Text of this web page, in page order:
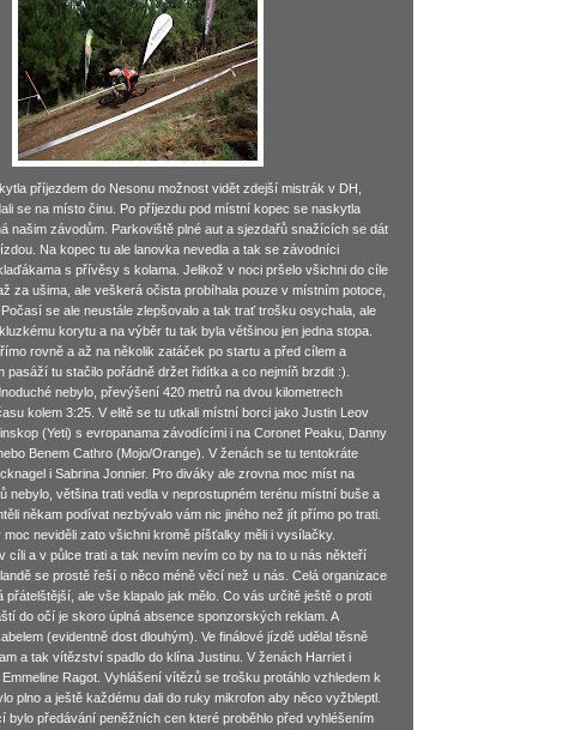
příjezdem do Nesonu možnost vidět zdejší mistrák v DH,
se na místo činu. Po příjezdu pod místní kopec se naskytla
našim závodům. Parkoviště plné aut a sjezdařů snažících se dát
Na kopec tu ale lanovka nevedla a tak se závodníci
s přívěsy s kolama. Jelikož v noci pršelo všichni do cíle
za ušima, ale veškerá očista probíhala pouze v místním potoce,
se ale neustále zlepšovalo a tak trať trošku osychala, ale
korytu a na výběr tu tak byla většinou jen jedna stopa.
rovně a až na několik zatáček po startu a před cílem a
pasáží tu stačilo pořádně držet řidítka a co nejmíň brzdit :).
nebylo, převýšení 420 metrů na dvou kilometrech
kolem 3:25. V elitě se tu utkali místní borci jako Justin Leov
(Yeti) s evropanama závodícími i na Coronet Peaku, Danny
Benem Cathro (Mojo/Orange). V ženách se tu tentokráte
i Sabrina Jonnier. Pro diváky ale zrovna moc míst na
nebylo, většina trati vedla v neprostupném terénu místní buše a
někam podívat nezbývalo vám nic jiného než jít přímo po trati.
moc neviděli zato všichni kromě píšťalky měli i vysílačky.
cíli a v půlce trati a tak nevím nevím co by na to u nás někteří
se prostě řeší o něco méně věcí než u nás. Celá organizace
přátelštější, ale vše klapalo jak mělo. Co vás určitě ještě o proti
do očí je skoro úplná absence sponzorských reklam. A
(evidentně dost dlouhým). Ve finálové jízdě udělal těsně
a tak vítězství spadlo do klína Justinu. V ženách Harriet i
Ragot. Vyhlášení vítězů se trošku protáhlo vzhledem k
plno a ještě každému dali do ruky mikrofon aby něco vyžbleptl.
bylo předávání peněžních cen které proběhlo před vyhléšením